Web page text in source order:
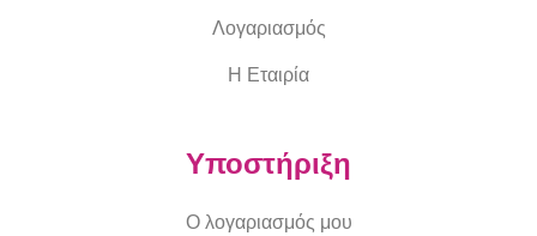
Λογαριασμός
Η Εταιρία
Υποστήριξη
Ο λογαριασμός μου